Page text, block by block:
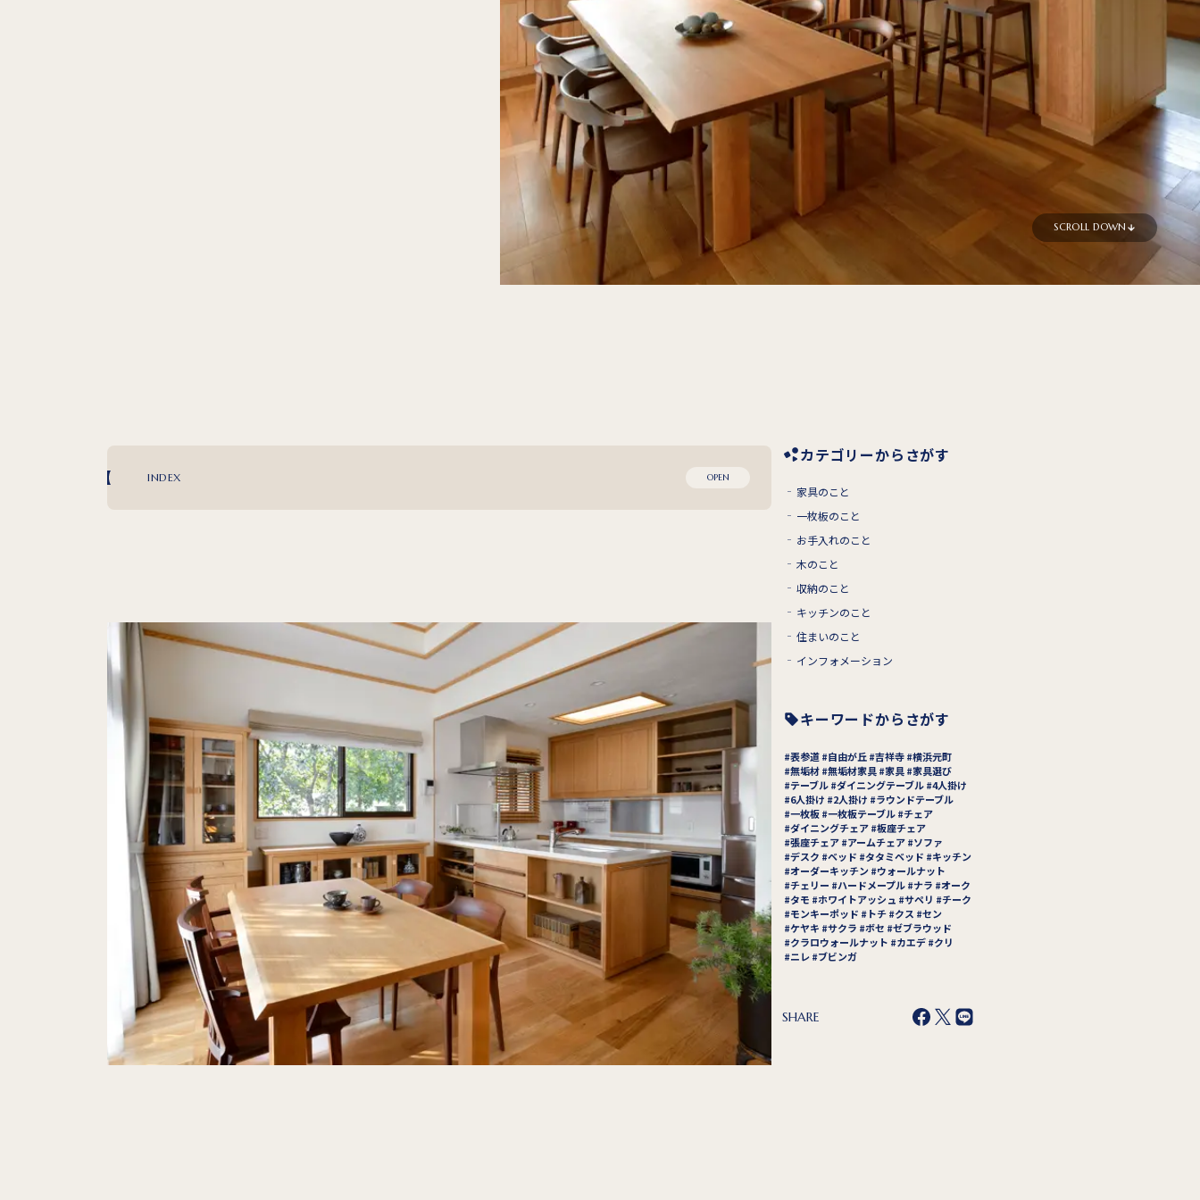
SCROLL DOWN
INDEX OPEN
カテゴリーからさがす
家具のこと
一枚板のこと
お手入れのこと
木のこと
収納のこと
キッチンのこと
住まいのこと
インフォメーション
キーワードからさがす
表参道 自由が丘 吉祥寺 横浜元町
無垢材 無垢材家具 家具
家具選び
テーブル ダイニングテーブル 4人掛け
6人掛け
2人掛け
ラウンドテーブル
一枚板 一枚板テーブル チェア
ダイニングチェア 板座チェア
張座チェア
アームチェア
ソファ
デスク
ベッド タタミベッド
キッチン
オーダーキッチン
ウォールナット
チェリー
ハードメープル ナラ
オーク
タモ
ホワイトアッシュ サペリ
チーク
モンキーポッド
トチ クス
セン
ケヤキ
サクラ ボセ
ゼブラウッド
クラロウォールナット
カエデ
クリ
ニレ
ブビンガ
SHARE